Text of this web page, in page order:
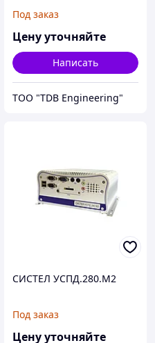
Под заказ
Цену уточняйте
Написать
ТОО "TDB Engineering"
СИСТЕЛ УСПД.280.М2
Под заказ
Цену уточняйте